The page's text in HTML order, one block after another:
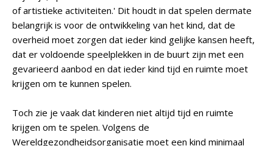
of artistieke activiteiten.' Dit houdt in dat spelen dermate
belangrijk is voor de ontwikkeling van het kind, dat de
overheid moet zorgen dat ieder kind gelijke kansen heeft,
dat er voldoende speelplekken in de buurt zijn met een
gevarieerd aanbod en dat ieder kind tijd en ruimte moet
krijgen om te kunnen spelen.
Toch zie je vaak dat kinderen niet altijd tijd en ruimte
krijgen om te spelen. Volgens de
Wereldgezondheidsorganisatie moet een kind minimaal